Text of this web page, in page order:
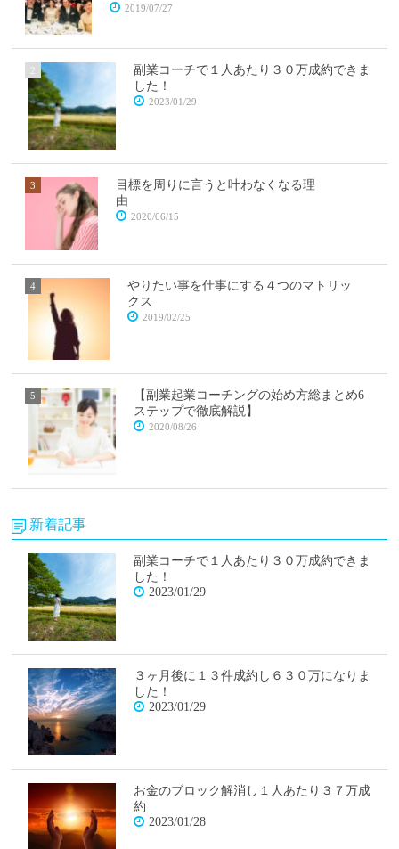
2019/07/27
副業コーチで１人あたり３０万成約できま
した！
2023/01/29
目標を周りに言うと叶わなくなる理
由
2020/06/15
やりたい事を仕事にする４つのマトリッ
クス
2019/02/25
【副業起業コーチングの始め方総まとめ6
ステップで徹底解説】
2020/08/26
新着記事
副業コーチで１人あたり３０万成約できま
した！
2023/01/29
３ヶ月後に１３件成約し６３０万になりま
した！
2023/01/29
お金のブロック解消し１人あたり３７万成
約
2023/01/28